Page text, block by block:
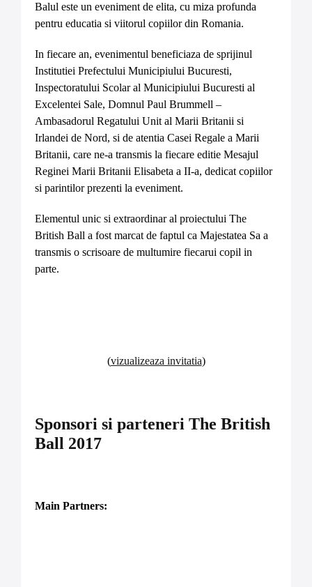
Balul este un eveniment de elita, cu miza profunda
pentru educatia si viitorul copiilor din Romania.
In fiecare an, evenimentul beneficiaza de sprijinul
Institutiei Prefectului Municipiului Bucuresti,
Inspectoratului Scolar al Municipiului Bucuresti al
Excelentei Sale, Domnul Paul Brummell –
Ambasadorul Regatului Unit al Marii Britanii si
Irlandei de Nord, si de atentia Casei Regale a Marii
Britanii, care ne-a transmis la fiecare editie Mesajul
Reginei Marii Britanii Elisabeta a II-a, dedicat copiilor
si parintilor prezenti la eveniment.
Elementul unic si extraordinar al proiectului The
British Ball a fost marcat de faptul ca Majestatea Sa a
transmis o scrisoare de multumire fiecarui copil in
parte.
(vizualizeaza invitatia)
Sponsori si parteneri The British
Ball 2017
Main Partners: